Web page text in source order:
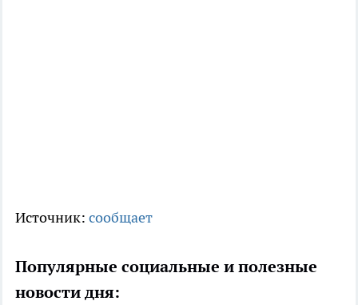
Источник: сообщает
Популярные социальные и полезные
новости дня: